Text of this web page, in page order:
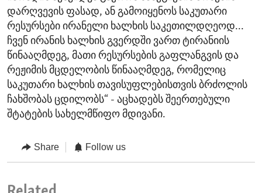
დარღვევის ფასად, ან გამოიყენოს საკუთარი
რესურსები ირანელი ხალხის საკეთილდღეოდ...
ჩვენ ირანის ხალხის გვერდში ვართ ტირანიის
წინააღმდეგ, მათი რესურსების გაფლანგვის და
რეჟიმის მცდელობის წინააღმდეგ, რომელიც
საკუთარი ხალხის თავისუფლებისთვის ბრძოლის
ჩახშობას ცდილობს“ - აცხადებს შეერთებული
შტატების სახელმწიფო მდივანი.
Share Follow us